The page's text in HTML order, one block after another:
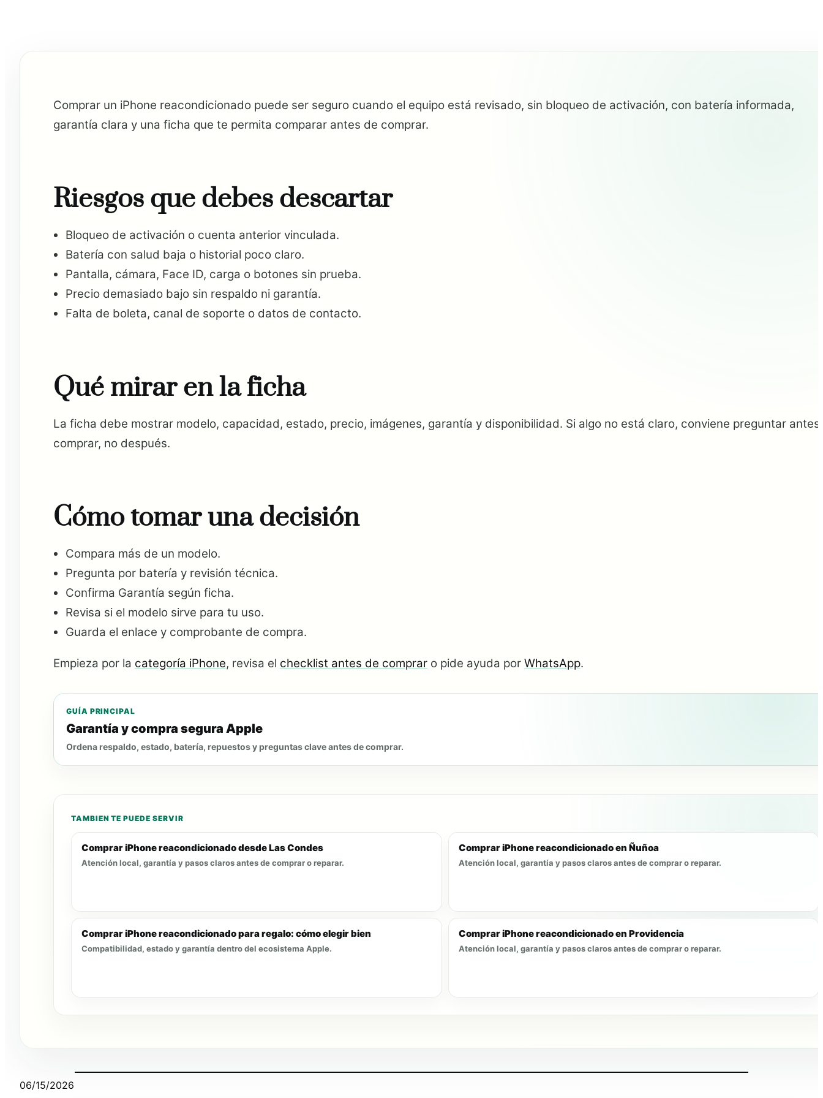
Comprar un iPhone reacondicionado puede ser seguro cuando el equipo está revisado, sin bloqueo de activación, con batería informada,
garantía clara y una ficha que te permita comparar antes de comprar.
Riesgos que debes descartar
Bloqueo de activación o cuenta anterior vinculada.
Batería con salud baja o historial poco claro.
Pantalla, cámara, Face ID, carga o botones sin prueba.
Precio demasiado bajo sin respaldo ni garantía.
Falta de boleta, canal de soporte o datos de contacto.
Qué mirar en la ficha
La ficha debe mostrar modelo, capacidad, estado, precio, imágenes, garantía y disponibilidad. Si algo no está claro, conviene preguntar antes
comprar, no después.
Cómo tomar una decisión
Compara más de un modelo.
Pregunta por batería y revisión técnica.
Confirma Garantía según ficha.
Revisa si el modelo sirve para tu uso.
Guarda el enlace y comprobante de compra.
Empieza por la categoría iPhone, revisa el checklist antes de compraro pide ayuda por WhatsApp.
GUÍA PRINCIPAL
Garantía y compra segura Apple
Ordena respaldo, estado, batería, repuestos y preguntas clave antes de comprar.
TAMBIEN TE PUEDE SERVIR
Comprar iPhone reacondicionado desde Las Condes
Atención local, garantía y pasos claros antes de comprar o reparar.
Comprar iPhone reacondicionado en Ñuñoa
Atención local, garantía y pasos claros antes de comprar o reparar.
Comprar iPhone reacondicionado para regalo: cómo elegir bien
Compatibilidad, estado y garantía dentro del ecosistema Apple.
Comprar iPhone reacondicionado en Providencia
Atención local, garantía y pasos claros antes de comprar o reparar.
06/15/2026